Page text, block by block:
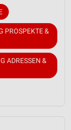
PROSPEKTE &
ADRESSEN &